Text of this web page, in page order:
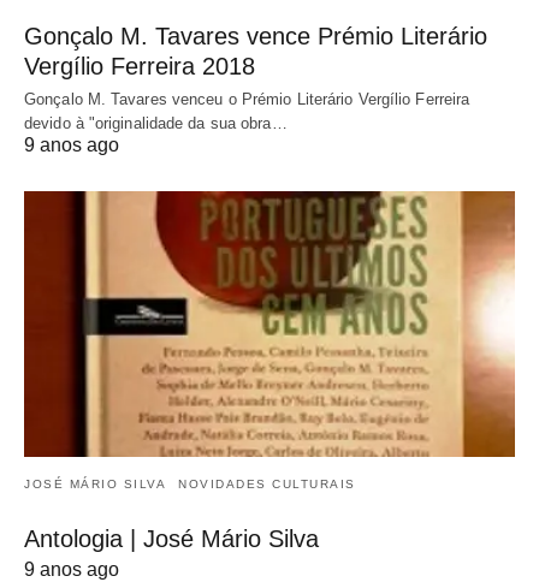
Gonçalo M. Tavares vence Prémio Literário
Vergílio Ferreira 2018
Gonçalo M. Tavares venceu o Prémio Literário Vergílio Ferreira
devido à "originalidade da sua obra…
9 anos ago
JOSÉ MÁRIO SILVA NOVIDADES CULTURAIS
Antologia | José Mário Silva
9 anos ago